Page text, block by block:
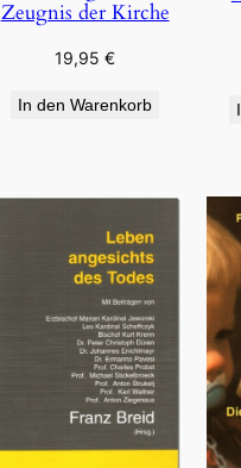
Zeugnis der Kirche
19,95€
In den Warenkorb